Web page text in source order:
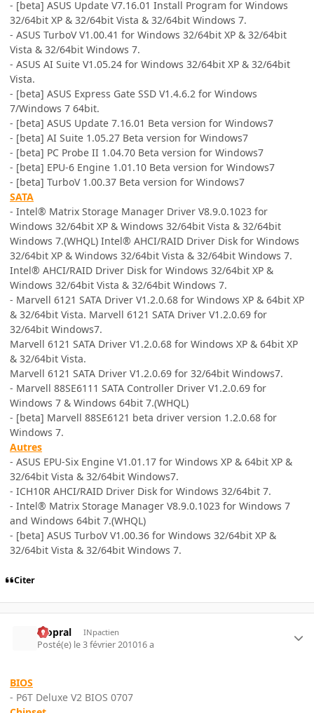
- [beta] ASUS Update V7.16.01 Install Program for Windows
32/64bit XP & 32/64bit Vista & 32/64bit Windows 7.
- ASUS TurboV V1.00.41 for Windows 32/64bit XP & 32/64bit
Vista & 32/64bit Windows 7.
- ASUS AI Suite V1.05.24 for Windows 32/64bit XP & 32/64bit
Vista.
- [beta] ASUS Express Gate SSD V1.4.6.2 for Windows
7/Windows 7 64bit.
- [beta] ASUS Update 7.16.01 Beta version for Windows7
- [beta] AI Suite 1.05.27 Beta version for Windows7
- [beta] PC Probe II 1.04.70 Beta version for Windows7
- [beta] EPU-6 Engine 1.01.10 Beta version for Windows7
- [beta] TurboV 1.00.37 Beta version for Windows7
SATA
- Intel® Matrix Storage Manager Driver V8.9.0.1023 for
Windows 32/64bit XP & Windows 32/64bit Vista & 32/64bit
Windows 7.(WHQL) Intel® AHCI/RAID Driver Disk for Windows
32/64bit XP & Windows 32/64bit Vista & 32/64bit Windows 7.
Intel® AHCI/RAID Driver Disk for Windows 32/64bit XP &
Windows 32/64bit Vista & 32/64bit Windows 7.
- Marvell 6121 SATA Driver V1.2.0.68 for Windows XP & 64bit XP
& 32/64bit Vista. Marvell 6121 SATA Driver V1.2.0.69 for
32/64bit Windows7.
Marvell 6121 SATA Driver V1.2.0.68 for Windows XP & 64bit XP
& 32/64bit Vista.
Marvell 6121 SATA Driver V1.2.0.69 for 32/64bit Windows7.
- Marvell 88SE6111 SATA Controller Driver V1.2.0.69 for
Windows 7 & Windows 64bit 7.(WHQL)
- [beta] Marvell 88SE6121 beta driver version 1.2.0.68 for
Windows 7.
Autres
- ASUS EPU-Six Engine V1.01.17 for Windows XP & 64bit XP &
32/64bit Vista & 32/64bit Windows7.
- ICH10R AHCI/RAID Driver Disk for Windows 32/64bit 7.
- Intel® Matrix Storage Manager V8.9.0.1023 for Windows 7
and Windows 64bit 7.(WHQL)
- [beta] ASUS TurboV V1.00.36 for Windows 32/64bit XP &
32/64bit Vista & 32/64bit Windows 7.
Citer
Mopral INpactien
Posté(e) le 3 février 201016 a
BIOS
- P6T Deluxe V2 BIOS 0707